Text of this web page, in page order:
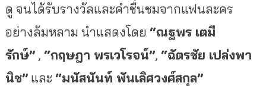
ดู จนได้รับรางวัลและคำชื่นชมจากแฟนละคร
อย่างล้มหลาม นำแสดงโดย “ณฐพร เตมี
รักษ์”, “กฤษฎา พรเวโรจน์”, “ฉัตรชัย เปล่งพา
นิช”และ “มนัสนันท์ พันเลิศวงศ์สกุล”